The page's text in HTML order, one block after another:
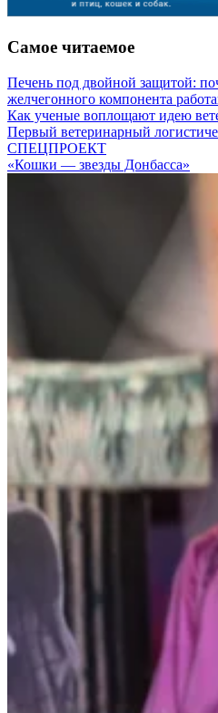
Самое читаемое
Печень под двойной защитой:
желчегонного компонента
Как ученые воплощают идею
Первый ветеринарный
СПЕЦПРОЕКТ
«Кошки — звезды Донбасса»